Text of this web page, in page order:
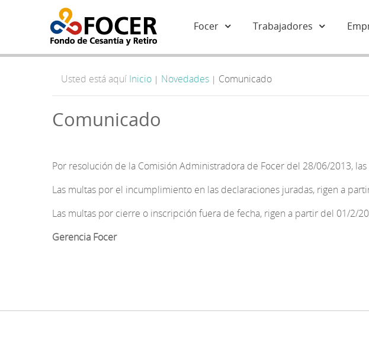
Focer Trabajadores
Usted está aquí Inicio | Novedades | Comunicado
Comunicado
Por resolución de la Comisión Administradora de Focer del 28/06/2013,
Las multas por el incumplimiento en las declaraciones juradas, rigen a
Las multas por cierre o inscripción fuera de fecha, rigen a partir del 01/2/
Gerencia Focer